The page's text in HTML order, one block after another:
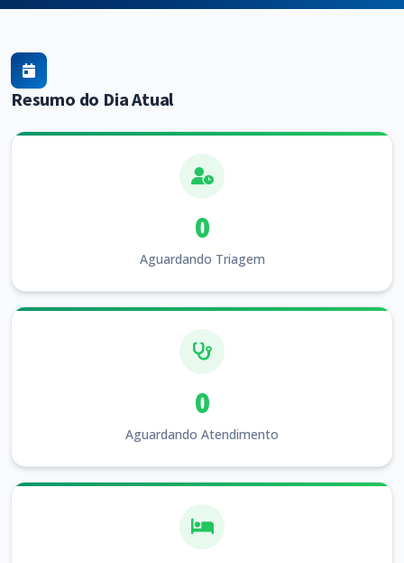
Resumo do Dia Atual
0
Aguardando Triagem
0
Aguardando Atendimento